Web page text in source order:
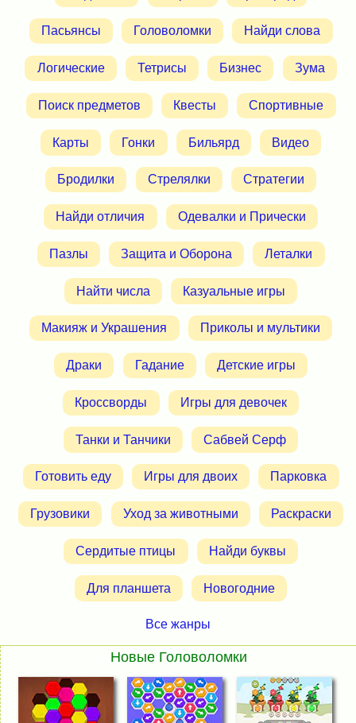
Пасьянсы Головоломки Найди слова
Логические Тетрисы Бизнес Зума
Поиск предметов Квесты Спортивные
Карты Гонки Бильярд Видео
Бродилки Стрелялки Стратегии
Найди отличия Одевалки и Прически
Пазлы Защита и Оборона Леталки
Найти числа Казуальные игры
Макияж и Украшения Приколы и мультики
Драки Гадание Детские игры
Кроссворды Игры для девочек
Танки и Танчики Сабвей Серф
Готовить еду Игры для двоих Парковка
Грузовики Уход за животными Раскраски
Сердитые птицы Найди буквы
Для планшета Новогодние
Все жанры
Новые Головоломки